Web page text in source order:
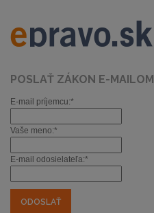
POSLAŤ ZÁKON E-MAILOM
E-mail príjemcu:*
Vaše meno:*
E-mail odosielateľa:*